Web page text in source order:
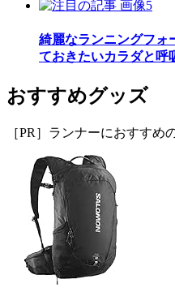
綺麗なランニングフォ
ておきたいカラダと呼
おすすめグッズ
［PR］ランナーにおすすめ